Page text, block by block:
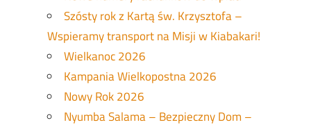
Szósty rok z Kartą św. Krzysztofa –
Wspieramy transport na Misji w Kiabakari!
Wielkanoc 2026
Kampania Wielkopostna 2026
Nowy Rok 2026
Nyumba Salama – Bezpieczny Dom –